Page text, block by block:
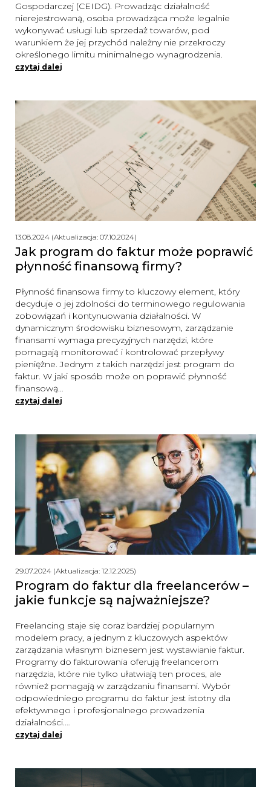
Gospodarczej (CEIDG). Prowadząc działalność
nierejestrowaną, osoba prowadząca może legalnie
wykonywać usługi lub sprzedaż towarów, pod
warunkiem że jej przychód należny nie przekroczy
określonego limitu minimalnego wynagrodzenia.
czytaj dalej
13.08.2024 (Aktualizacja: 07.10.2024)
Jak program do faktur może poprawić
płynność finansową firmy?
Płynność finansowa firmy to kluczowy element, który
decyduje o jej zdolności do terminowego regulowania
zobowiązań i kontynuowania działalności. W
dynamicznym środowisku biznesowym, zarządzanie
finansami wymaga precyzyjnych narzędzi, które
pomagają monitorować i kontrolować przepływy
pieniężne. Jednym z takich narzędzi jest program do
faktur. W jaki sposób może on poprawić płynność
finansową…
czytaj dalej
29.07.2024 (Aktualizacja: 12.12.2025)
Program do faktur dla freelancerów –
jakie funkcje są najważniejsze?
Freelancing staje się coraz bardziej popularnym
modelem pracy, a jednym z kluczowych aspektów
zarządzania własnym biznesem jest wystawianie faktur.
Programy do fakturowania oferują freelancerom
narzędzia, które nie tylko ułatwiają ten proces, ale
również pomagają w zarządzaniu finansami. Wybór
odpowiedniego programu do faktur jest istotny dla
efektywnego i profesjonalnego prowadzenia
działalności.…
czytaj dalej